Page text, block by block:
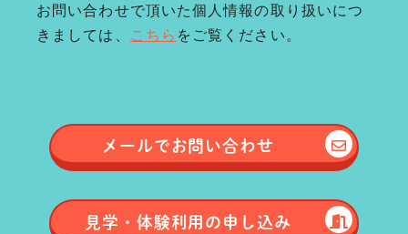
お問い合わせで頂いた個人情報の取り扱いにつ
きましては、
こちら をご覧ください。
メールでお問い合わせ
見学・体験利用の申し込み